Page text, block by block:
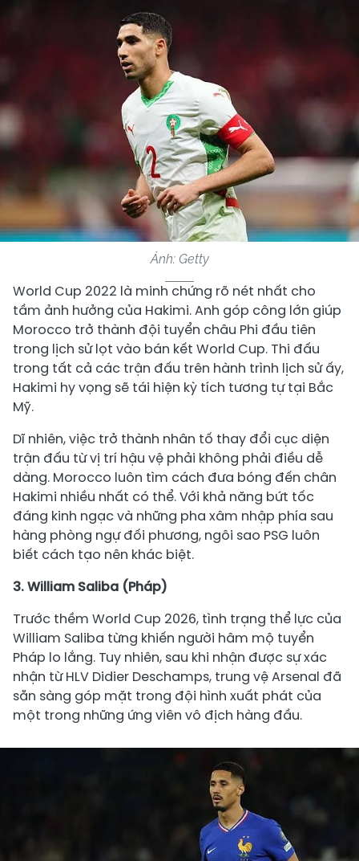
Ảnh: Getty
World Cup 2022 là minh chứng rõ nét nhất cho
tầm ảnh hưởng của Hakimi. Anh góp công lớn giúp
Morocco trở thành đội tuyển châu Phi đầu tiên
trong lịch sử lọt vào bán kết World Cup. Thi đấu
trong tất cả các trận đấu trên hành trình lịch sử ấy,
Hakimi hy vọng sẽ tái hiện kỳ tích tương tự tại Bắc
Mỹ.
Dĩ nhiên, việc trở thành nhân tố thay đổi cục diện
trận đấu từ vị trí hậu vệ phải không phải điều dễ
dàng. Morocco luôn tìm cách đưa bóng đến chân
Hakimi nhiều nhất có thể. Với khả năng bứt tốc
đáng kinh ngạc và những pha xâm nhập phía sau
hàng phòng ngự đối phương, ngôi sao PSG luôn
biết cách tạo nên khác biệt.
3. William Saliba (Pháp)
Trước thềm World Cup 2026, tình trạng thể lực của
William Saliba từng khiến người hâm mộ tuyển
Pháp lo lắng. Tuy nhiên, sau khi nhận được sự xác
nhận từ HLV Didier Deschamps, trung vệ Arsenal đã
sẵn sàng góp mặt trong đội hình xuất phát của
một trong những ứng viên vô địch hàng đầu.